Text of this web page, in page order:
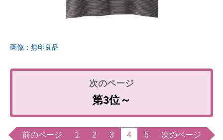
画像：無印良品
第3位～
前のページ 1 2 3 4 5 次のページ